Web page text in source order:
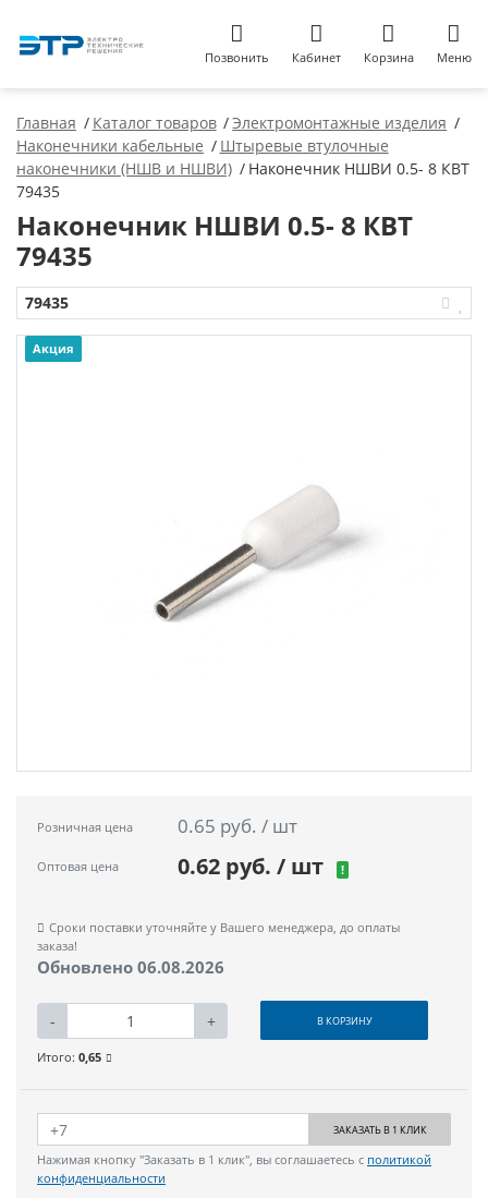
Позвонить Кабинет Корзина Меню
Главная Каталог товаров
Электромонтажные изделия
Наконечники кабельные
Штыревые втулочные
наконечники (НШВ и НШВИ)
Наконечник НШВИ 0.5- 8 КВТ
79435
Наконечник НШВИ 0.5- 8 КВТ
79435
79435
Акция
Розничная цена 0.65 руб. / шт
Оптовая цена 0.62 руб. / шт !
Сроки поставки уточняйте у Вашего менеджера, до оплаты
заказа!
Обновлено 06.08.2026
- + В КОРЗИНУ
Итого: 0,65
ЗАКАЗАТЬ В 1 КЛИК
Нажимая кнопку "Заказать в 1 клик", вы соглашаетесь с политикой
конфиденциальности